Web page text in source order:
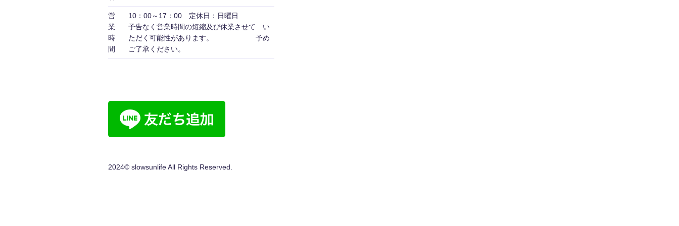
営
業
時
間
10：00～17：00 定休日：日曜日
予告なく営業時間の短縮及び休業させて い
ただく可能性があります。 予め
ご了承ください。
2024© slowsunlife All Rights Reserved.